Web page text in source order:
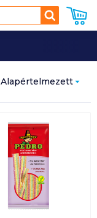
Keresés
Alapértelmezett
szerint
Alapértelmezett
Ár szerint
növekvő